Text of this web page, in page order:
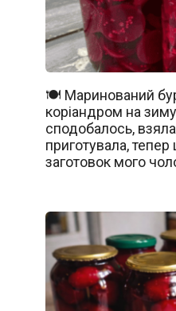
🍽️ Маринований
коріандром на
сподобалось, взяла
приготувала,
заготовок мого